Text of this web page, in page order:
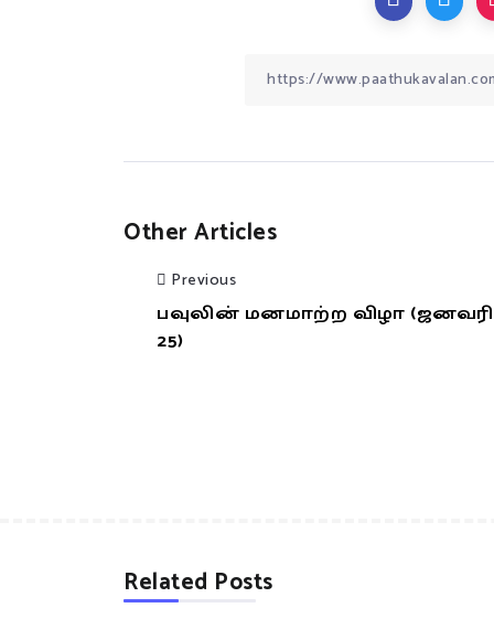
Other Articles
Previous
பவுலின் மனமாற்ற விழா (ஜனவரி
25)
Related Posts